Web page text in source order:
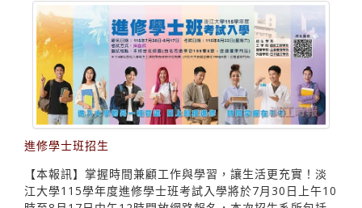
進修學士班招生
【本報訊】掌握時間兼顧工作與學習，讓生活更充實！淡
江大學115學年度進修學士班考試入學將於7月30日上午10